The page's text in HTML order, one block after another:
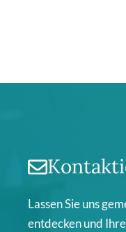
Lassen Sie uns
entdecken und